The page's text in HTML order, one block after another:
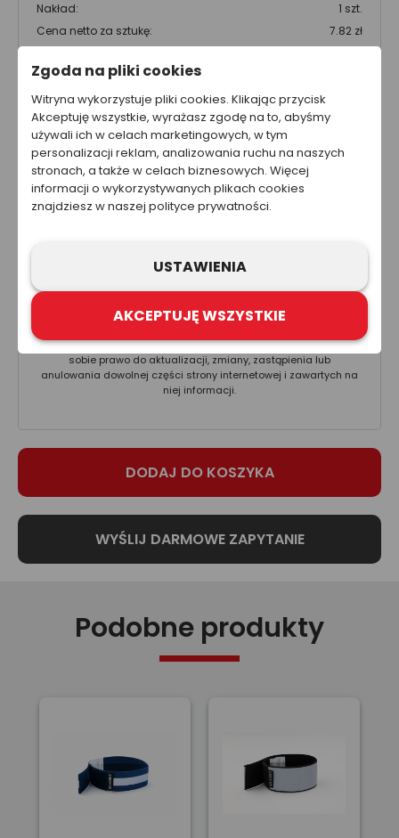
Nakład:
1 szt.
Cena netto za sztukę:
7.82 zł
Całkowity koszt brutto
9.62 zł
Całkowity koszt netto
7.82 zł
Cena nie zawiera kosztów wysyłki.
żadnym wypadku informacje zawarte na stronie nie powinny
nakłanianie do złożenia oferty kupna produktów lub usług firm
ustaleń, np. złożenia zamówienia i jego przyjęcia. Zastrzegamy
sobie prawo do aktualizacji, zmiany, zastąpienia lub
anulowania dowolnej części strony internetowej i zawartych na
niej informacji.
Podobne produkty
Zgoda na pliki cookies
Witryna wykorzystuje pliki cookies. Klikając przycisk
Akceptuję wszystkie, wyrażasz zgodę na to, abyśmy
używali ich w celach marketingowych, w tym
personalizacji reklam, analizowania ruchu na naszych
stronach, a także w celach biznesowych. Więcej
informacji o wykorzystywanych plikach cookies
znajdziesz w naszej polityce prywatności.
USTAWIENIA
AKCEPTUJĘ WSZYSTKIE